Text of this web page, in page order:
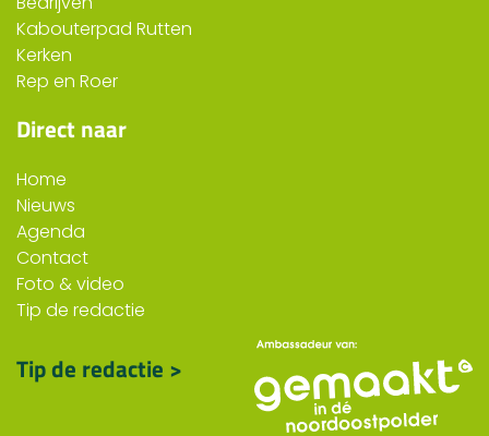
Kabouterpad Rutten
Kerken
Rep en Roer
Direct naar
Home
Nieuws
Agenda
Contact
Foto & video
Tip de redactie
Tip de redactie >